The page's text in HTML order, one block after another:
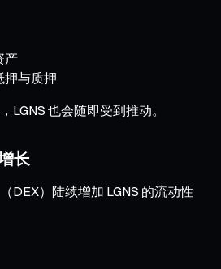
产
押与质押
LGNS 也会随即受到推动。
长
DEX）陆续增加 LGNS 的流动性